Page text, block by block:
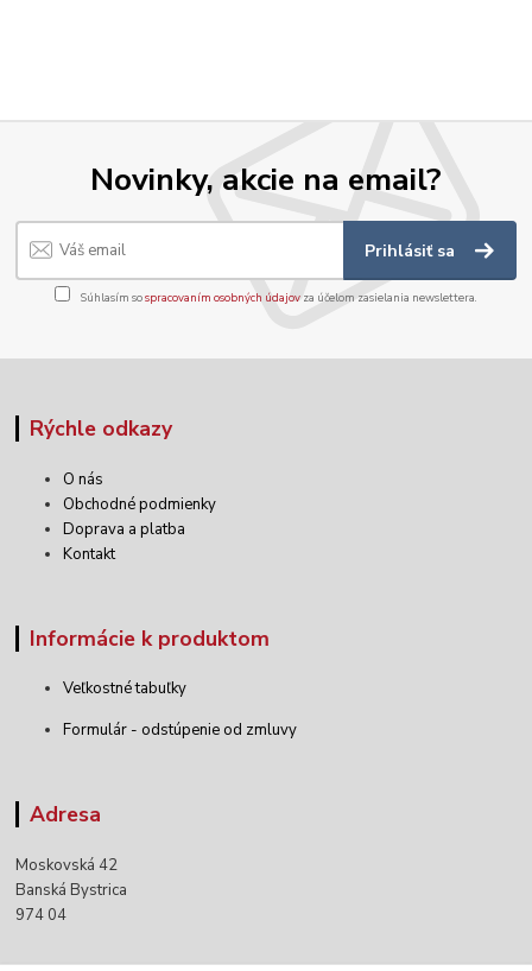
Novinky, akcie na email?
Prihlásiť sa
Súhlasím sospracovaním osobných údajov za účelom zasielania newslettera.
Rýchle odkazy
O nás
Obchodné podmienky
Doprava a platba
Kontakt
Informácie k produktom
Veľkostné tabuľky
Formulár - odstúpenie od zmluvy
Adresa
Moskovská 42
Banská Bystrica
974 04